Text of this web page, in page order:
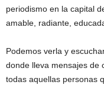
periodismo en la capital
amable, radiante,
Podemos verla y
donde lleva mensajes de
todas aquellas personas